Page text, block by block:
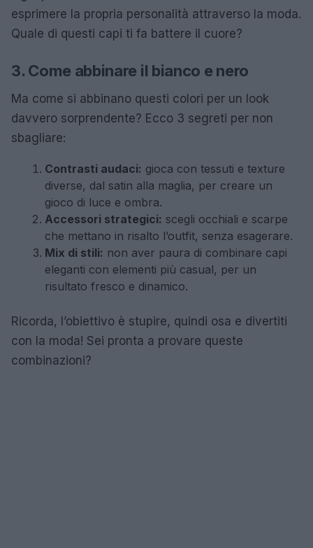
esprimere la propria personalità attraverso la moda.
Quale di questi capi ti fa battere il cuore?
3. Come abbinare il bianco e nero
Ma come si abbinano questi colori per un look
davvero sorprendente? Ecco 3 segreti per non
sbagliare:
Contrasti audaci: gioca con tessuti e texture
diverse, dal satin alla maglia, per creare un
gioco di luce e ombra.
Accessori strategici: scegli occhiali e scarpe
che mettano in risalto l’outfit, senza esagerare.
Mix di stili: non aver paura di combinare capi
eleganti con elementi più casual, per un
risultato fresco e dinamico.
Ricorda, l’obiettivo è stupire, quindi osa e divertiti
con la moda! Sei pronta a provare queste
combinazioni?